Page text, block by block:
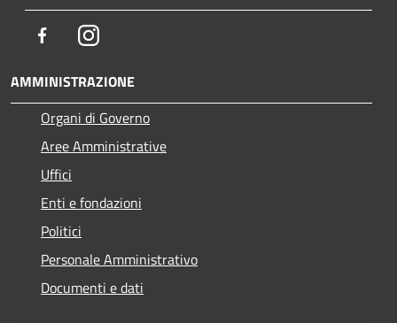
FacebookInstagram
AMMINISTRAZIONE
Organi di Governo
Aree Amministrative
Uffici
Enti e fondazioni
Politici
Personale Amministrativo
Documenti e dati